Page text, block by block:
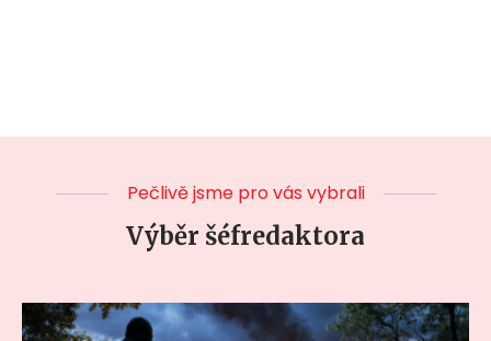
Pečlivě jsme pro vás vybrali
Výběr šéfredaktora